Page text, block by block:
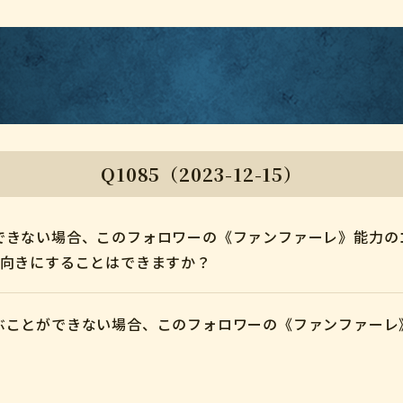
Q1085（2023-12-15）
ない場合、このフォロワーの《ファンファーレ》能力
きにすることはできますか？
とができない場合、このフォロワーの《ファンファー